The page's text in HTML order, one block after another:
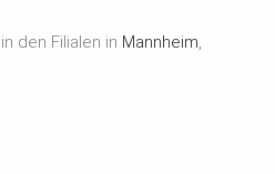
den Filialen in Mannheim,